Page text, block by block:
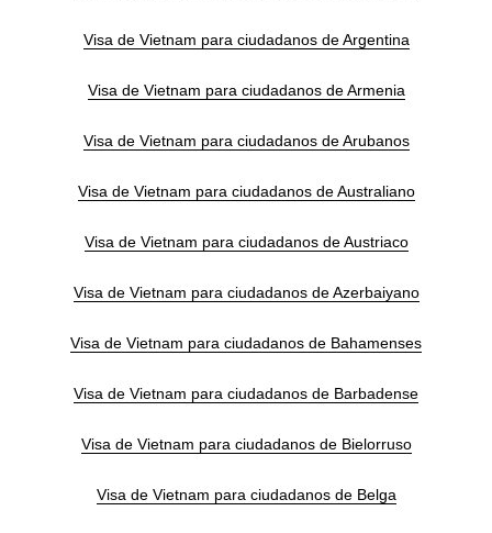
Visa de Vietnam para ciudadanos de Argentina
Visa de Vietnam para ciudadanos de Armenia
Visa de Vietnam para ciudadanos de Arubanos
Visa de Vietnam para ciudadanos de Australiano
Visa de Vietnam para ciudadanos de Austriaco
Visa de Vietnam para ciudadanos de Azerbaiyano
Visa de Vietnam para ciudadanos de Bahamenses
Visa de Vietnam para ciudadanos de Barbadense
Visa de Vietnam para ciudadanos de Bielorruso
Visa de Vietnam para ciudadanos de Belga